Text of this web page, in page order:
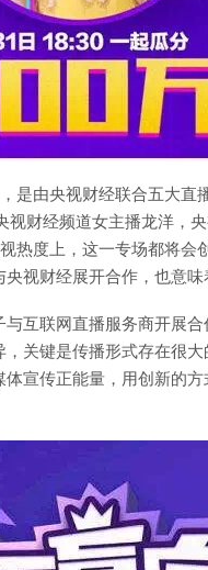
是由央视财经联合五大直
财经频道女主播龙洋，
热度上，这一专场都将会
视财经展开合作，也意味
互联网直播服务商开展
关键是传播形式存在很大
宣传正能量，用创新的